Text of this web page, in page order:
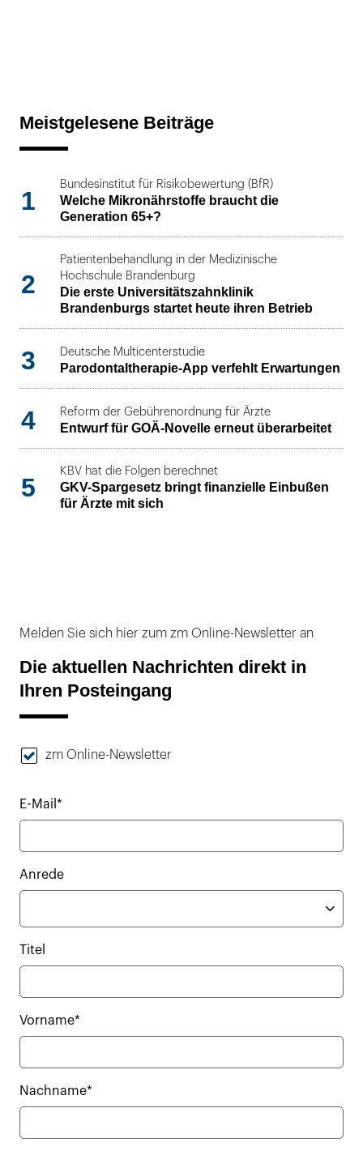
Meistgelesene Beiträge
1
Bundesinstitut für Risikobewertung (BfR)
Welche Mikronährstoffe braucht die
Generation 65+?
2
Patientenbehandlung in der Medizinische
Hochschule Brandenburg
Die erste Universitätszahnklinik
Brandenburgs startet heute ihren Betrieb
3 Deutsche Multicenterstudie
Parodontaltherapie-App verfehlt Erwartungen
4 Reform der Gebührenordnung für Ärzte
Entwurf für GOÄ-Novelle erneut überarbeitet
5
KBV hat die Folgen berechnet
GKV-Spargesetz bringt finanzielle Einbußen
für Ärzte mit sich
Melden Sie sich hier zum zm Online-Newsletter an
Die aktuellen Nachrichten direkt in
Ihren Posteingang
zm Online-Newsletter
E-Mail*
Anrede
Titel
Vorname*
Nachname*